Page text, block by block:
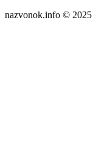
nazvonok.info © 2025